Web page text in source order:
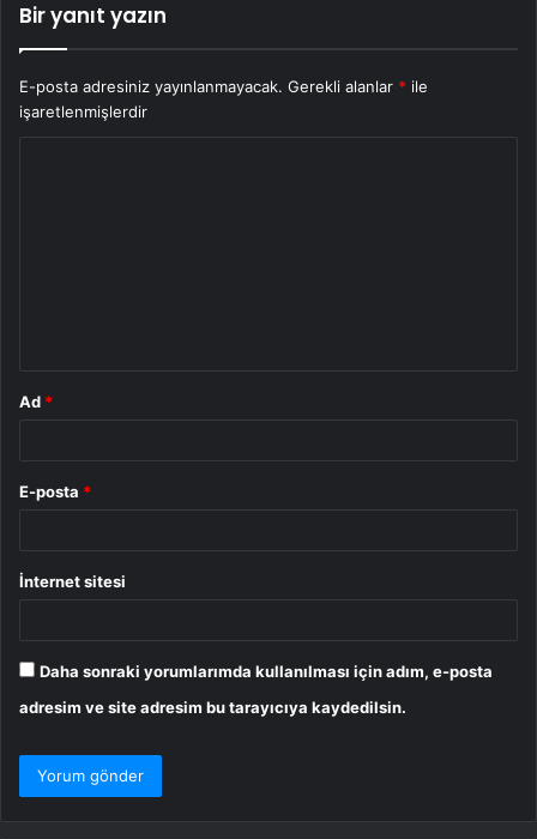
Bir yanıt yazın
E-posta adresiniz yayınlanmayacak. Gerekli alanlar * ile
işaretlenmişlerdir
Ad *
E-posta *
İnternet sitesi
Daha sonraki yorumlarımda kullanılması için adım, e-posta
adresim ve site adresim bu tarayıcıya kaydedilsin.